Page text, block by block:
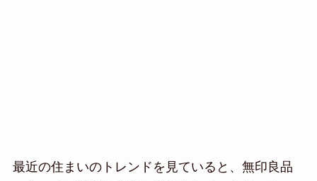
最近の住まいのトレンドを見ていると、無印良品